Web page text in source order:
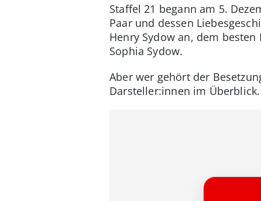
Staffel 21 begann am 5.
Paar und dessen
Henry Sydow an, dem
Sophia Sydow.
Aber wer gehört der
Darsteller:innen im Überblick.